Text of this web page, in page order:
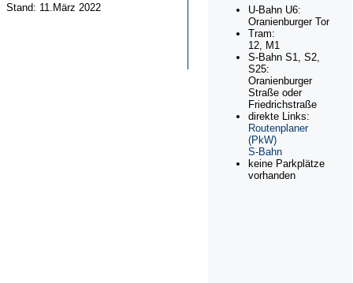
Stand: 11.März 2022
U-Bahn U6:
Oranienburger Tor
Tram:
12, M1
S-Bahn S1, S2,
S25:
Oranienburger
Straße oder
Friedrichstraße
direkte Links:
Routenplaner
(PkW)
S-Bahn
keine Parkplätze
vorhanden